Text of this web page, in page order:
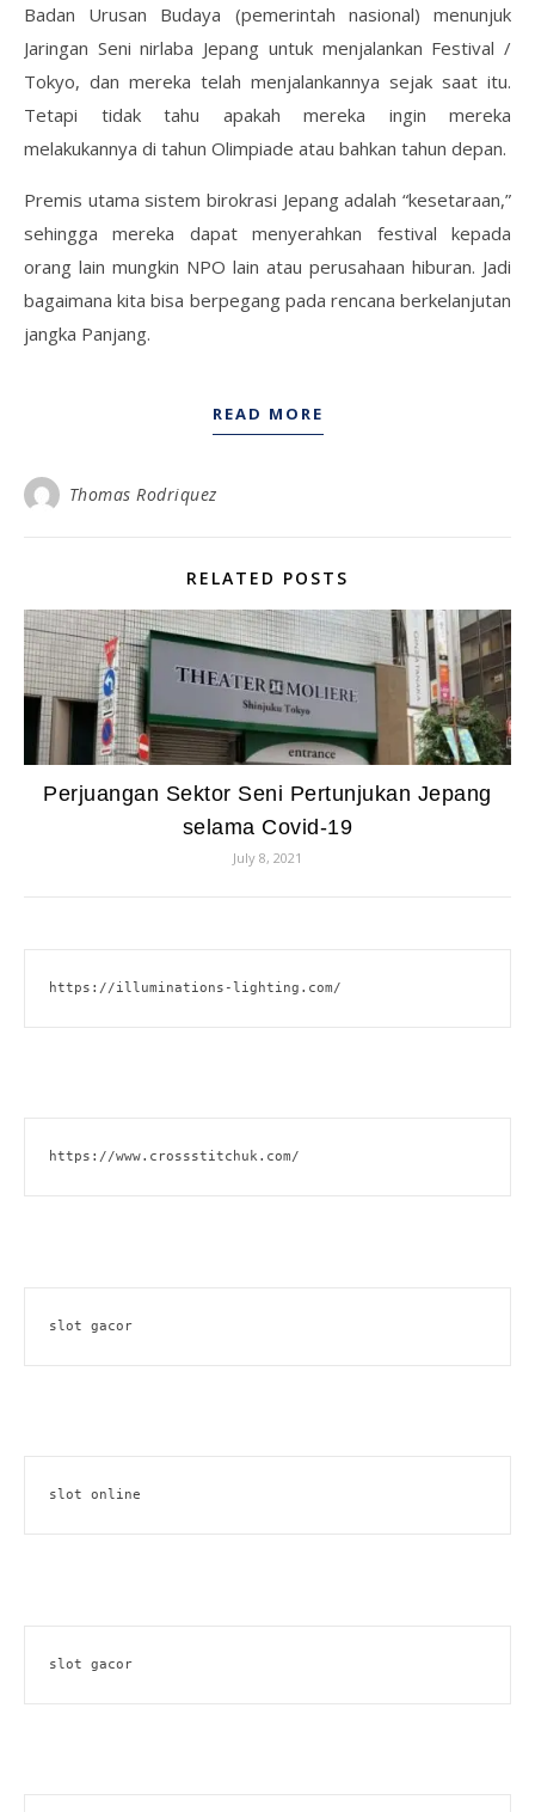
Badan Urusan Budaya (pemerintah nasional) menunjuk
Jaringan Seni nirlaba Jepang untuk menjalankan Festival /
Tokyo, dan mereka telah menjalankannya sejak saat itu.
Tetapi tidak tahu apakah mereka ingin mereka
melakukannya di tahun Olimpiade atau bahkan tahun depan.
Premis utama sistem birokrasi Jepang adalah “kesetaraan,”
sehingga mereka dapat menyerahkan festival kepada
orang lain mungkin NPO lain atau perusahaan hiburan. Jadi
bagaimana kita bisa berpegang pada rencana berkelanjutan
jangka Panjang.
READ MORE
Thomas Rodriquez
RELATED POSTS
Perjuangan Sektor Seni Pertunjukan Jepang
selama Covid-19
July 8, 2021
https://illuminations-lighting.com/
https://www.crossstitchuk.com/
slot gacor
slot online
slot gacor